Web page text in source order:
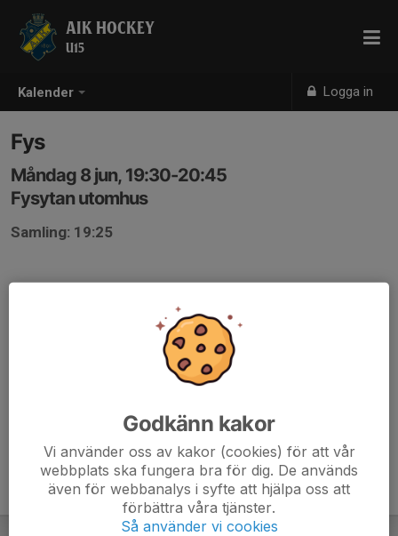
Kalender Logga in
AIK HOCKEY
U15
Fys
Måndag 8 jun, 19:30-20:45
Fysytan utomhus
Samling: 19:25
Godkänn kakor
Vi använder oss av kakor (cookies) för att vår
webbplats ska fungera bra för dig. De används
även för webbanalys i syfte att hjälpa oss att
förbättra våra tjänster.
Så använder vi cookies